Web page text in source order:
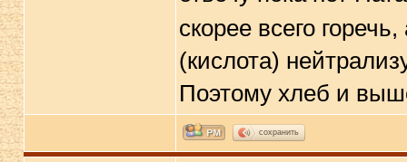
скорее всего
(кислота)
Поэтому хлеб и
сохранить